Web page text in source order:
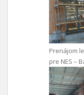
Prenájom
pre NES –